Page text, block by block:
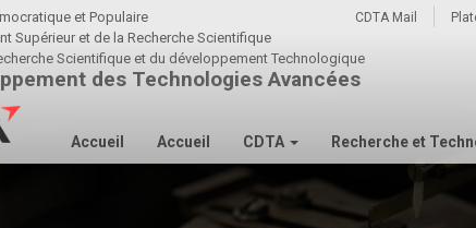
CDTA Mail
et Populaire
Supérieur et de la Recherche Scientifique
Scientifique et du développement Technologique
des Technologies Avancées
Accueil Accueil CDTA Recherche et